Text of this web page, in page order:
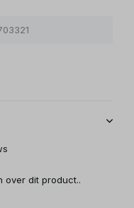
over dit product..